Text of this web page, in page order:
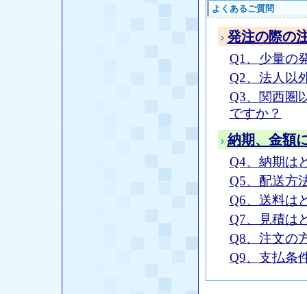
よくあるご質問
発注の際の
Q1、少量の
Q2、法人以
Q3、関西圏
ですか？
納期、金額
Q4、納期は
Q5、配送方
Q6、送料は
Q7、見積は
Q8、注文の
Q9、支払条